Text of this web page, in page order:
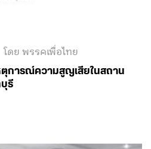
โดย พรรคเพื่อไทย
ตุการณ์ความสูญเสียในสถาน
บุรี